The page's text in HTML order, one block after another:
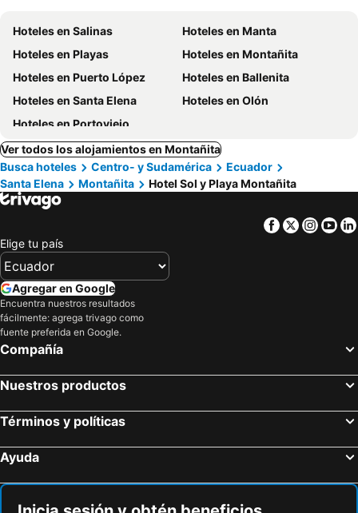
Hoteles en Salinas
Hoteles en Manta
Hoteles en Playas
Hoteles en Montañita
Hoteles en Puerto López
Hoteles en Ballenita
Hoteles en Santa Elena
Hoteles en Olón
Hoteles en Portoviejo
Ver todos los alojamientos en Montañita
Busca hoteles
Centro- y Sudamérica
Ecuador
Santa Elena
Montañita Hotel Sol y Playa Montañita
Facebook
Twitter
Elige tu país
Agregar en Google
Encuentra nuestros resultados
fácilmente: agrega trivago como
fuente preferida en Google.
Compañía
Nuestros productos
Términos y políticas
Ayuda